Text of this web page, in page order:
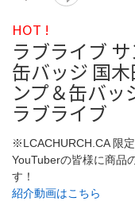
HOT !
ラブライブ
缶バッジ 国
ンプ＆缶バッ
ラブライブ
※LCACHURCH.CA 限
YouTuberの皆様に商品
す！
紹介動画はこちら